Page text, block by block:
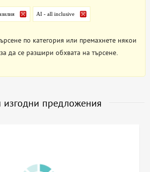
AI - all inclusive
по категория или премахнете някои
да се разшири обхвата на търсене.
изгодни предложения